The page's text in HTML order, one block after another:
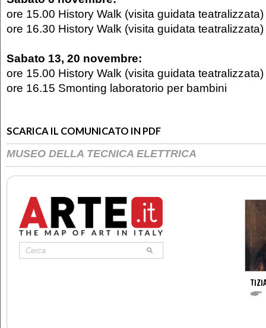
ore 15.00 History Walk (visita guidata teatralizzata)
ore 16.30 History Walk (visita guidata teatralizzata)
Sabato 13, 20 novembre:
ore 15.00 History Walk (visita guidata teatralizzata)
ore 16.15 Smonting laboratorio per bambini
SCARICA IL COMUNICATO IN PDF
MUSEO DELLA TECNICA ELETTRICA